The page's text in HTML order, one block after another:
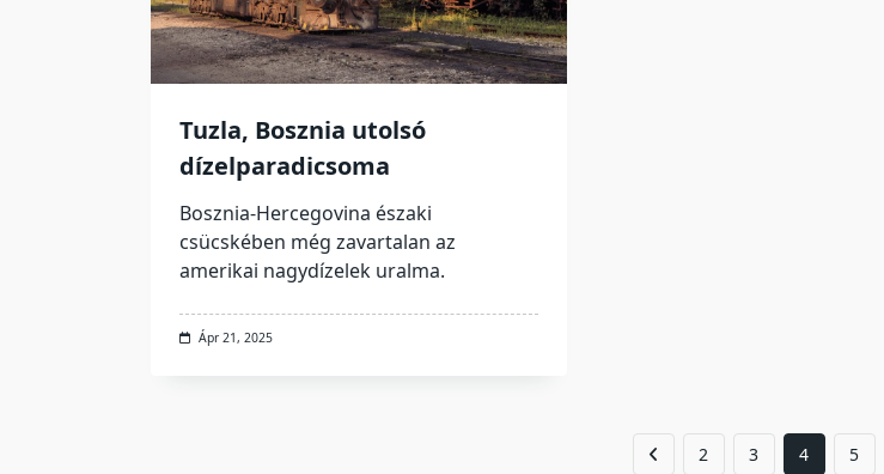
Tuzla, Bosznia utolsó
dízelparadicsoma
Bosznia-Hercegovina északi
csücskében még zavartalan az
amerikai nagydízelek uralma.
Ápr 21, 2025
2 3 4 5